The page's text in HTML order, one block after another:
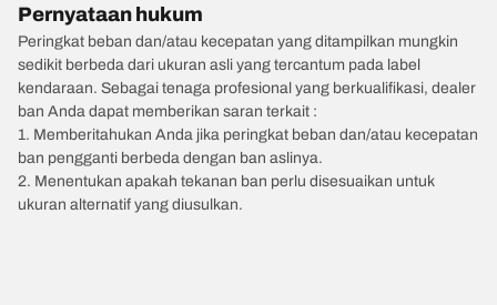
Pernyataan hukum
Peringkat beban dan/atau kecepatan yang ditampilkan mungkin
sedikit berbeda dari ukuran asli yang tercantum pada label
kendaraan. Sebagai tenaga profesional yang berkualifikasi, dealer
ban Anda dapat memberikan saran terkait :
1. Memberitahukan Anda jika peringkat beban dan/atau kecepatan
ban pengganti berbeda dengan ban aslinya.
2. Menentukan apakah tekanan ban perlu disesuaikan untuk
ukuran alternatif yang diusulkan.